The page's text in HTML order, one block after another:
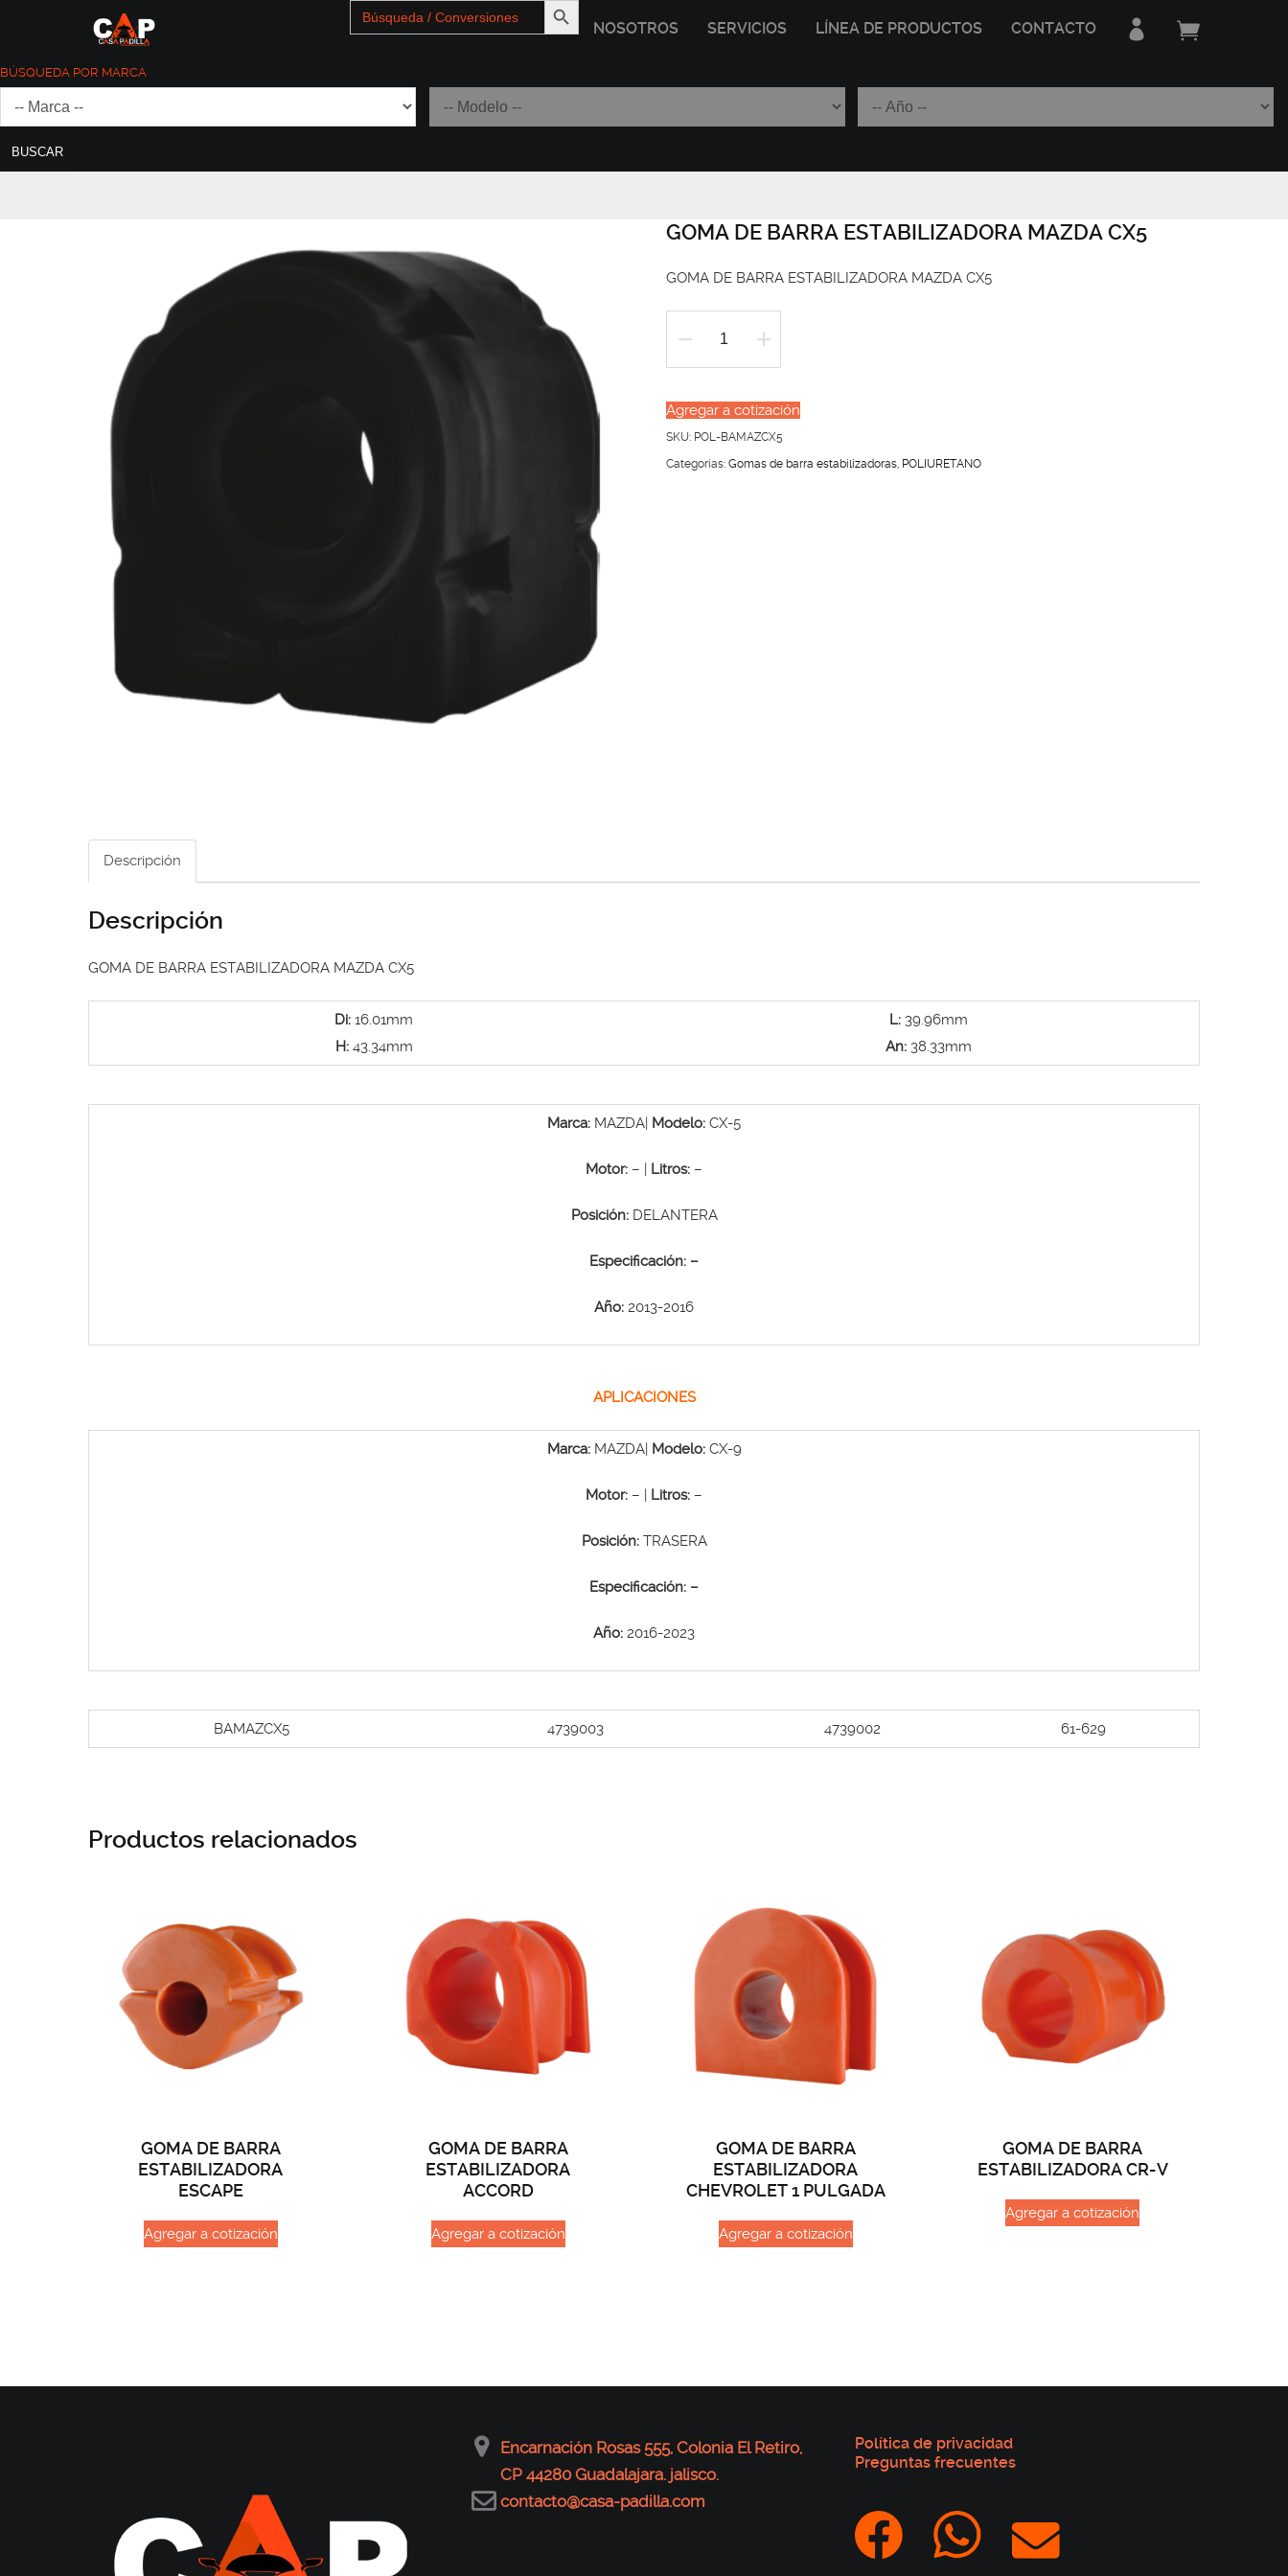
Search
for:
NOSOTROS SERVICIOS LÍNEA DE PRODUCTOS CONTACTO
BÚSQUEDA POR MARCA
BUSCAR
GOMA DE BARRA ESTABILIZADORA MAZDA CX5
GOMA DE BARRA ESTABILIZADORA MAZDA CX5
GOMA
BARRA
ESTABILIZADORA
MAZDA
Agregar a cotización
SKU: POL-BAMAZCX5
Categorías:Gomas de barra estabilizadoras, POLIURETANO
Descripción
Descripción
GOMA DE BARRA ESTABILIZADORA MAZDA CX5
Di: 16.01mm
H:43.34mm
L: 39.96mm
An: 38.33mm
Marca: MAZDA| Modelo: CX-5
Motor: – | Litros: –
Posición:DELANTERA
Especificación: –
Año: 2013-2016
APLICACIONES
Marca:MAZDA| Modelo: CX-9
Motor: – | Litros: –
Posición:TRASERA
Especificación: –
Año: 2016-2023
BAMAZCX5 4739003 4739002 61-629
Productos relacionados
GOMA DE BARRA
ESTABILIZADORA
ESCAPE
Agregar a cotización
GOMA DE BARRA
ESTABILIZADORA
ACCORD
Agregar a cotización
GOMA DE BARRA
ESTABILIZADORA
CHEVROLET 1 PULGADA
Agregar a cotización
GOMA DE BARRA
ESTABILIZADORA CR-V
Agregar a cotización
Encarnación Rosas 555, Colonia El Retiro,
CP 44280 Guadalajara. jalisco.
contacto@casa-padilla.com
Política de privacidad
Preguntas frecuentes